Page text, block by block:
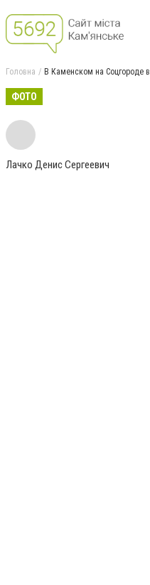
Головна В Каменском на Соцгороде
ФОТО
Лачко Денис Сергеевич